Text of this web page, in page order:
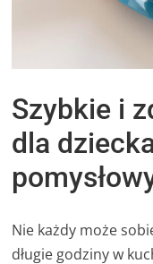
Szybkie i
dla
Nie każdy może
długie godziny w